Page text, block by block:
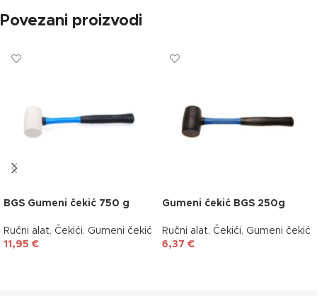
Povezani proizvodi
BGS Gumeni čekić 750 g
Ručni alat, Čekići, Gumeni čekić
11,95 €
Gumeni čekić BGS 250g
Ručni alat, Čekići, Gumeni čekić
6,37 €